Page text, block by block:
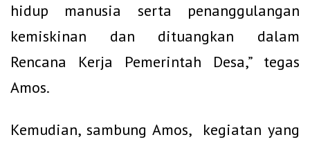
hidup manusia serta penanggulangan
kemiskinan dan dituangkan dalam
Rencana Kerja Pemerintah Desa,” tegas
Amos.
Kemudian, sambung Amos, kegiatan yang